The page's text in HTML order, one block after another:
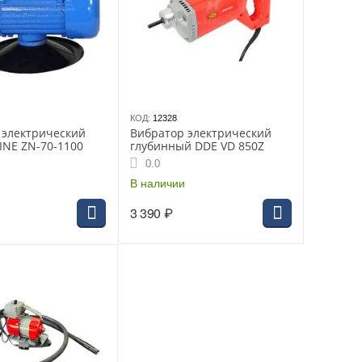
ZN-70-1100
КОД: 12328
Вибратор электрический
глубинный DDE VD 850Z
0.0
В наличии
3 390 ₽